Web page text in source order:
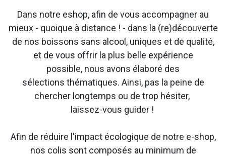
Dans notre eshop, afin de vous accompagner au
mieux - quoique à distance ! - dans la (re)découverte
de nos boissons sans alcool, uniques et de qualité,
et de vous offrir la plus belle expérience
possible, nous avons élaboré des
sélections thématiques. Ainsi, pas la peine de
chercher longtemps ou de trop hésiter,
laissez-vous guider !
Afin de réduire l'impact écologique de notre e-shop,
nos colis sont composés au minimum de